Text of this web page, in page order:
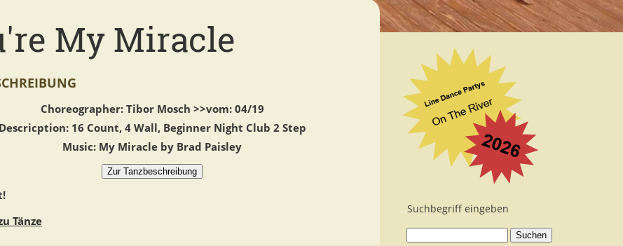
My Miracle
Choreographer: Tibor Mosch >>vom: 04/19
Descricption: 16 Count, 4 Wall, Beginner Night Club 2 Step
Music: My Miracle by Brad Paisley
Tänze
...Suchbegriff eingeben